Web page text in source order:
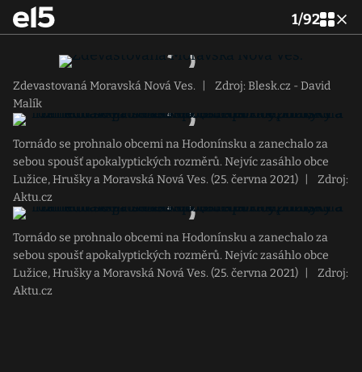
1/92
Zdevastovaná Moravská Nová Ves.
Zdroj: Blesk.cz - David
Malík
Tornádo se prohnalo obcemi na Hodonínsku a zanechalo za
sebou spoušť apokalyptických rozměrů. Nejvíc zasáhlo obce
Lužice, Hrušky a Moravská Nová Ves. (25. června 2021)
Zdroj:
Aktu.cz
Tornádo se prohnalo obcemi na Hodonínsku a zanechalo za
sebou spoušť apokalyptických rozměrů. Nejvíc zasáhlo obce
Lužice, Hrušky a Moravská Nová Ves. (25. června 2021)
Zdroj:
Aktu.cz